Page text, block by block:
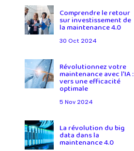
Comprendre le retour
sur investissement de
la maintenance 4.0
30 Oct 2024
Révolutionnez votre
maintenance avec l’IA :
vers une efficacité
optimale
5 Nov 2024
La révolution du big
data dans la
maintenance 4.0